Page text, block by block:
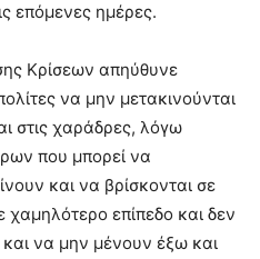
επόμενες ημέρες.
Κρίσεων απηύθυνε
να μην μετακινούνται
στις χαράδρες, λόγω
που μπορεί να
και να βρίσκονται σε
χαμηλότερο επίπεδο και δεν
να μην μένουν έξω και